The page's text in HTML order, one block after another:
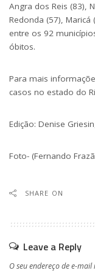
Angra dos Reis (83),
Redonda (57),
entre os 92
óbitos.
Para mais
casos no estado do
Edição: Denise
Foto- (Fernando
SHARE ON
Leave a Reply
O seu endereço de e-